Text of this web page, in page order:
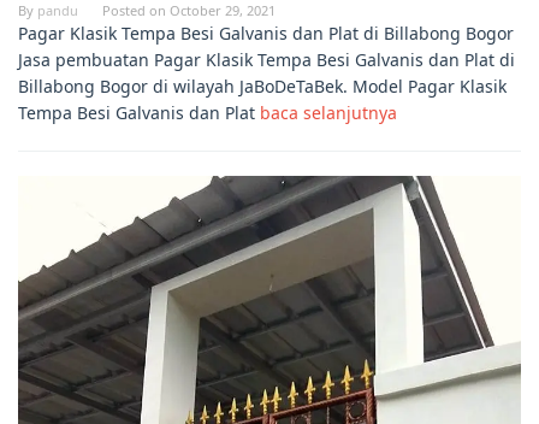
By pandu Posted on October 29, 2021
Pagar Klasik Tempa Besi Galvanis dan Plat di Billabong Bogor
Jasa pembuatan Pagar Klasik Tempa Besi Galvanis dan Plat di
Billabong Bogor di wilayah JaBoDeTaBek. Model Pagar Klasik
Tempa Besi Galvanis dan Plat baca selanjutnya